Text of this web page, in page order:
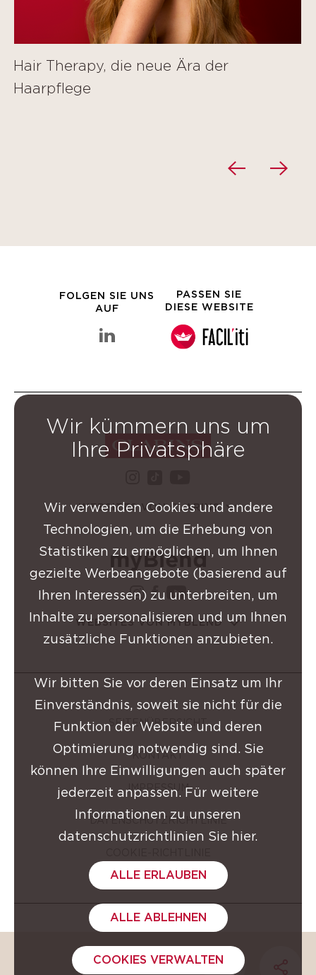
Hair Therapy, die neue Ära der
Haarpflege
FOLGEN SIE UNS
AUF
linkedin Clarins-Gruppe
PASSEN SIE
DIESE WEBSITE
WEBSITES VON CLARINS
instagram Clarins-
facebook Clarins-
youtube Clarins-
WEBSITES VON MYBLEND
SEITENÜBERSICHT
KONTAKT
IMPRESSUM
DATENSCHUTZRICHTLINIE
Wir kümmern uns um
Ihre Privatsphäre
Wir verwenden Cookies und andere
Technologien, um die Erhebung von
Statistiken zu ermöglichen, um Ihnen
gezielte Werbeangebote (basierend auf
Ihren Interessen) zu unterbreiten, um
Inhalte zu personalisieren und um Ihnen
zusätzliche Funktionen anzubieten.
Wir bitten Sie vor deren Einsatz um Ihr
Einverständnis, soweit sie nicht für die
Funktion der Website und deren
Optimierung notwendig sind. Sie
können Ihre Einwilligungen auch später
jederzeit anpassen. Für weitere
Informationen zu unseren
datenschutzrichtlinien Sie hier.
ALLE ERLAUBEN
ALLE ABLEHNEN
COOKIES VERWALTEN